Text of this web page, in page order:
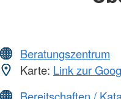
Beratungszentrum
Karte: Link zur